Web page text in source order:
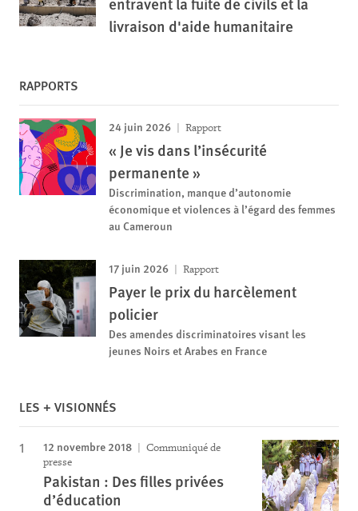
livraison d'aide humanitaire
RAPPORTS
24 juin 2026 Rapport
« Je vis dans l’insécurité
permanente »
Discrimination, manque d’autonomie
économique et violences à l’égard des femmes
au Cameroun
17 juin 2026 Rapport
Payer le prix du harcèlement
policier
Des amendes discriminatoires visant les
jeunes Noirs et Arabes en France
LES + VISIONNÉS
12 novembre 2018
Communiqué de
presse
Pakistan : Des filles privées
d’éducation